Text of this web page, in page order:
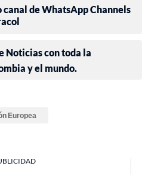
canal de WhatsApp Channels
Noticias con toda la
y el mundo.
Europea